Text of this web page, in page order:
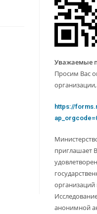
Уважаемые
Просим Вас
https://
приглашает
организаций
анонимной